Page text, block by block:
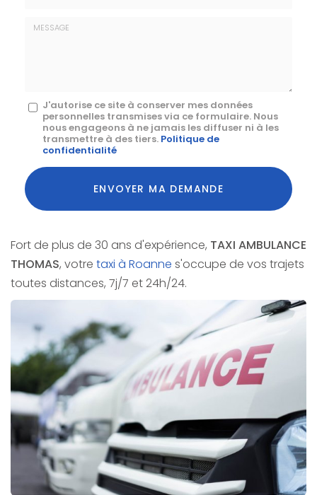
Message
J'autorise ce site à conserver mes données
personnelles transmises via ce formulaire. Nous
nous engageons à ne jamais les diffuser ni à les
transmettre à des tiers. Politique de
confidentialité
Acceptation
RGPD
*
ENVOYER MA DEMANDE
Fort de plus de 30 ans d'expérience, TAXI AMBULANCE
THOMAS, votre taxi à Roanne s'occupe de vos trajets
toutes distances, 7j/7 et 24h/24.